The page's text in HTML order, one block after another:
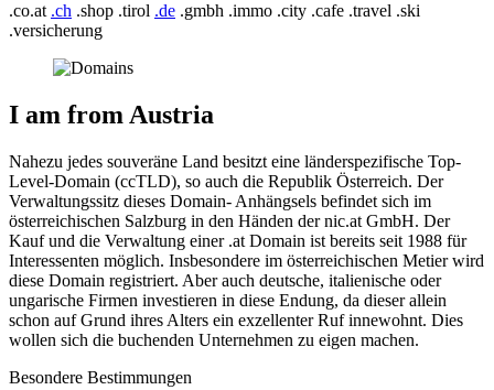
.co.at .ch .shop .tirol .de .gmbh .immo .city .cafe .travel .ski
.versicherung
I am from Austria
Nahezu jedes souveräne Land besitzt eine länderspezifische Top-
Level-Domain (ccTLD), so auch die Republik Österreich. Der
Verwaltungssitz dieses Domain- Anhängsels befindet sich im
österreichischen Salzburg in den Händen der nic.at GmbH. Der
Kauf und die Verwaltung einer .at Domain ist bereits seit 1988 für
Interessenten möglich. Insbesondere im österreichischen Metier wird
diese Domain registriert. Aber auch deutsche, italienische oder
ungarische Firmen investieren in diese Endung, da dieser allein
schon auf Grund ihres Alters ein exzellenter Ruf innewohnt. Dies
wollen sich die buchenden Unternehmen zu eigen machen.
Besondere Bestimmungen